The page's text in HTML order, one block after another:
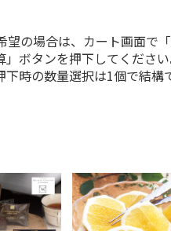
の場合は、カート画面で
ボタンを押下してくださ
時の数量選択は1個で結構